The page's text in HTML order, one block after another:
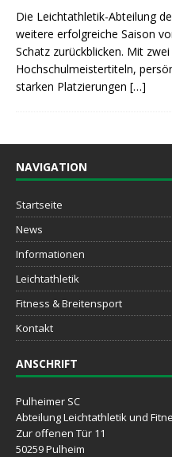
Die Leichtathletik-Abteilung
weitere erfolgreiche Saison
Schatz zurückblicken. Mit
Hochschulmeistertiteln,
starken Platzierungen […]
NAVIGATION
Startseite
News
Informationen
Leichtathletik
Fitness & Breitensport
Kontakt
ANSCHRIFT
Pulheimer SC
Abteilung Leichtathletik und
Zur offenen Tür 11
50259 Pulheim